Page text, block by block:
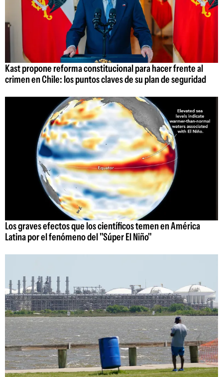
Kast propone reforma constitucional para hacer frente al
crimen en Chile: los puntos claves de su plan de seguridad
Los graves efectos que los científicos temen en América
Latina por el fenómeno del "Súper El Niño"